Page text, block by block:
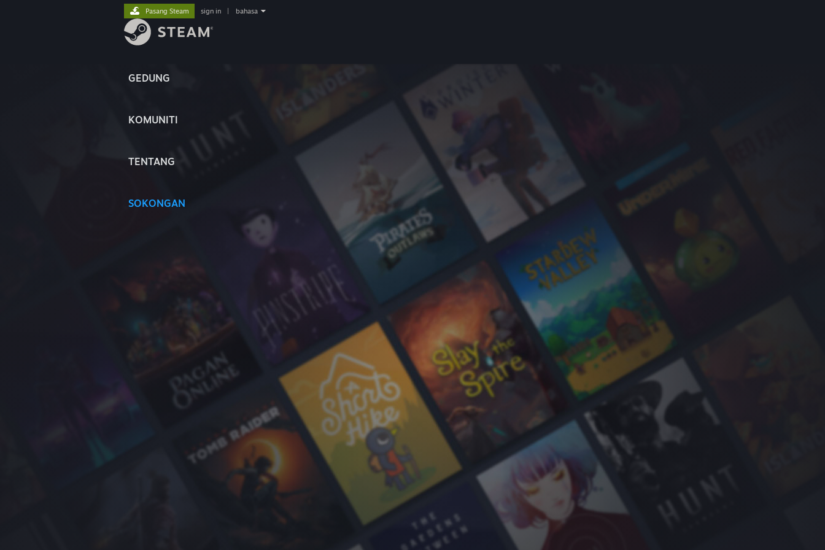
GEDUNG
KOMUNITI
TENTANG
SOKONGAN
Pasang Steam sign in bahasa